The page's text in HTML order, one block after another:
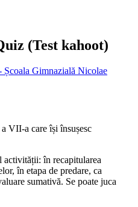
(Test kahoot)
Gimnazială Nicolae
VII-a care își însușesc
activității: în recapitularea
în etapa de predare, ca
sumativă. Se poate juca